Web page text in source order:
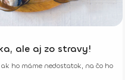
ale aj zo stravy!
ho máme nedostatok, na čo ho